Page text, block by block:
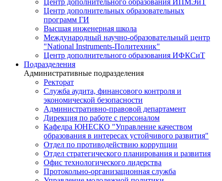
Центр дополнительных образовательных
программ ГИ
Высшая инженерная школа
Международный научно-образовательный центр
"National Instruments-Политехник"
Центр дополнительного образования ИФКСиТ
Подразделения
Административные подразделения
Ректорат
Служба аудита, финансового контроля и
экономической безопасности
Административно-правовой департамент
Дирекция по работе с персоналом
Кафедра ЮНЕСКО "Управление качеством
образования в интересах устойчивого развития"
Отдел по противодействию коррупции
Отдел стратегического планирования и развития
Офис технологического лидерства
Протокольно-организационная служба